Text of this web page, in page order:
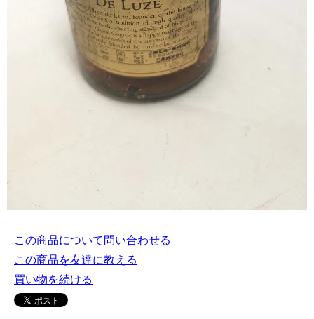
この商品について問い合わせる
この商品を友達に教える
買い物を続ける